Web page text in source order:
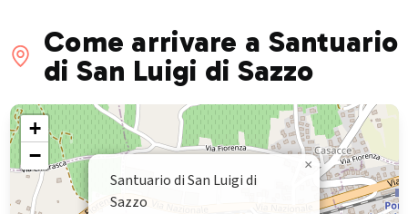
Come arrivare a Santuario
di San Luigi di Sazzo
Santuario di San Luigi di
Sazzo
×
+
−